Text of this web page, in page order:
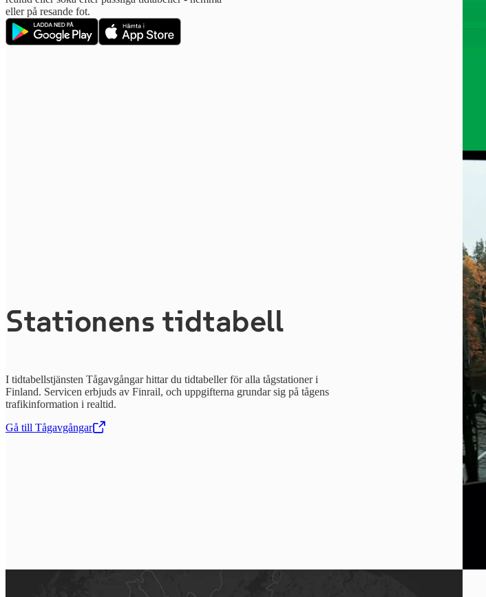
eller på resande fot.
Stationens tidtabell
I tidtabellstjänsten Tågavgångar hittar du tidtabeller för alla tågstationer i
Finland. Servicen erbjuds av Finrail, och uppgifterna grundar sig på tågens
trafikinformation i realtid.
Gå till Tågavgångar
,Öppnas i en ny flik